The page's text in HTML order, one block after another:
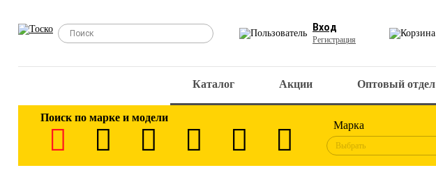
Вход
Регистрация
Каталог Акции Оптовый отдел
Поиск по марке и модели
Марка
Выбрать